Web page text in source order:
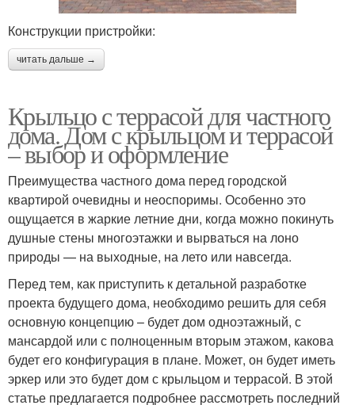
Конструкции пристройки:
читать дальше →
Крыльцо с террасой для частного
дома. Дом с крыльцом и террасой
– выбор и оформление
Преимущества частного дома перед городской
квартирой очевидны и неоспоримы. Особенно это
ощущается в жаркие летние дни, когда можно покинуть
душные стены многоэтажки и вырваться на лоно
природы — на выходные, на лето или навсегда.
Перед тем, как приступить к детальной разработке
проекта будущего дома, необходимо решить для себя
основную концепцию – будет дом одноэтажный, с
мансардой или с полноценным вторым этажом, какова
будет его конфигурация в плане. Может, он будет иметь
эркер или это будет дом с крыльцом и террасой. В этой
статье предлагается подробнее рассмотреть последний